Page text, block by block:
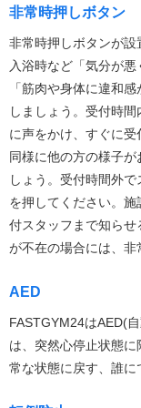
非常時押しボタン
非常時押しボタンが
入浴時など「気分が悪
「筋肉や身体に違和
しましょう。受付時
に声をかけ、すぐに受
同様に他の方の様子
しょう。受付時間外
を押してください。
付スタッフまで知ら
が不在の場合には、非
AED
FASTGYM24はAED(
は、突然心停止状態
常な状態に戻す、誰に